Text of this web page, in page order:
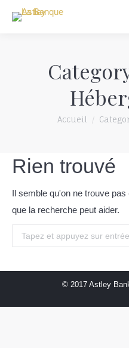
Vous êtes ici:
Accueil
Rien trouvé
Il semble qu'on ne trouve
que la recherche peut aider.
rechercher:
© 2017 Astley